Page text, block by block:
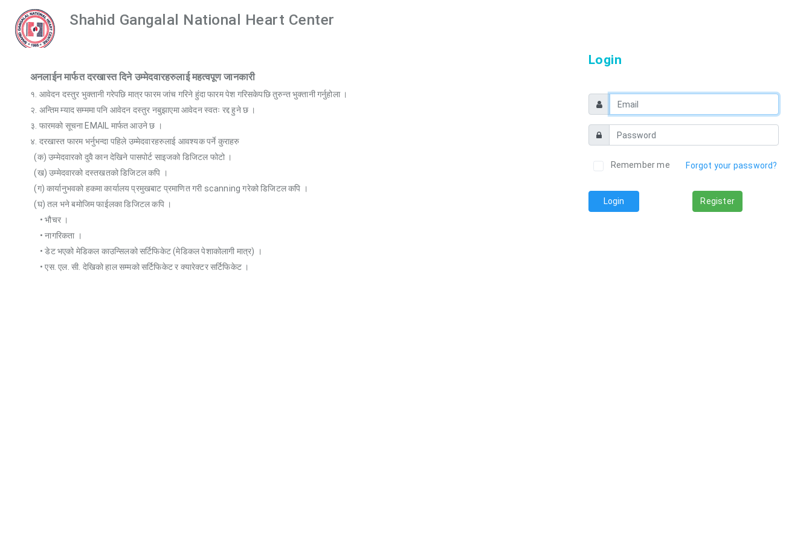
Shahid Gangalal National Heart Center
अनलाईन मार्फत दरखास्त दिने उम्मेदवारहरुलाई महत्वपूण जानकारी
१. आवेदन दस्तुर भुक्तानी गरेपछि मात्र फारम जांच गरिने हुंदा फारम पेश गरिसकेपछि तुरुन्त भुक्तानी गर्नुहोला ।
२. अन्तिम म्याद सम्ममा पनि आवेदन दस्तुर नबुझाएमा आवेदन स्वतः रद्द हुने छ ।
३. फारमको सूचना EMAIL मार्फत आउने छ ।
४. दरखास्त फारम भर्नुभन्दा पहिले उम्मेदवारहरुलाई आवश्यक पर्ने कुराहरु
(क) उम्मेदवारको दुवै कान देखिने पासपोर्ट साइजको डिजिटल फोटो ।
(ख) उम्मेदवारको दस्तखतको डिजिटल कपि ।
(ग) कार्यानुभवको हकमा कार्यालय प्रमुखबाट प्रमाणित गरी scanning गरेको डिजिटल कपि ।
(घ) तल भने बमोजिम फाईलका डिजिटल कपि ।
• भौचर ।
• नागरिकता ।
• डेट भएको मेडिकल काउन्सिलको सर्टिफिकेट (मेडिकल पेशाकोलागी मात्र) ।
• एस. एल. सी. देखिको हाल सम्मको सर्टिफिकेट र क्यारेक्टर सर्टिफिकेट ।
Login
Remember me Forgot your password?
Login Register